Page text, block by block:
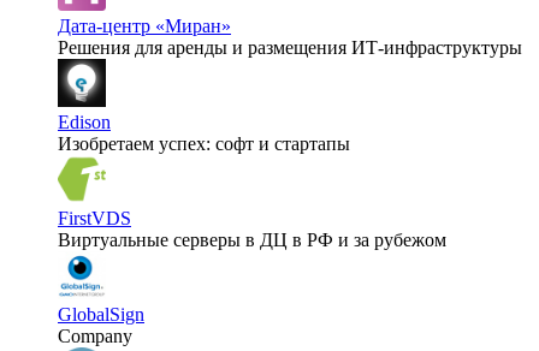
Дата-центр «Миран»
Решения для аренды и размещения ИТ-инфраструктуры
Edison
Изобретаем успех: софт и стартапы
FirstVDS
Виртуальные серверы в ДЦ в РФ и за рубежом
GlobalSign
Company